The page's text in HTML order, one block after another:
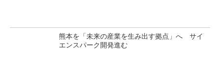
熊本を「未来の産業を生み出す拠点」へ サイ
エンスパーク開発進む